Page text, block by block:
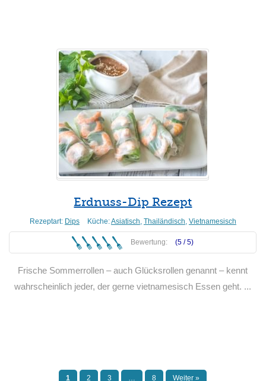
Erdnuss-Dip Rezept
Rezeptart: Dips Küche:Asiatisch, Thailändisch, Vietnamesisch
Bewertung: (5 /5)
Frische Sommerrollen – auch Glücksrollen genannt – kennt
wahrscheinlich jeder, der gerne vietnamesisch Essen geht. ...
1 2 3 … 8 Weiter »